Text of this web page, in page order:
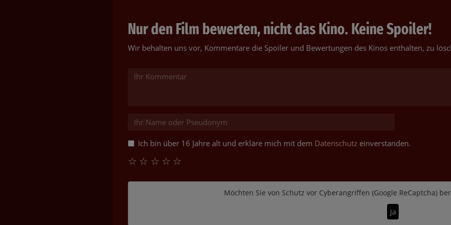
Nur den Film bewerten, nicht das Kino. Keine Spoiler!
Wir behalten uns vor, Kommentare die Spoiler und Bewertungen des Kinos enthalten, zu
Ich bin über 16 Jahre alt und erkläre mich mit dem Datenschutz einverstanden.
☆
☆
☆
☆
☆
Möchten Sie von Schutz vor Cyberangriffen (Google ReCaptcha)
Ja